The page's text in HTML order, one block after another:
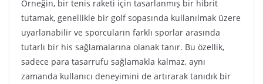
Örneğin, bir tenis raketi için tasarlanmış bir hibrit
tutamak, genellikle bir golf sopasında kullanılmak üzere
uyarlanabilir ve sporcuların farklı sporlar arasında
tutarlı bir his sağlamalarına olanak tanır. Bu özellik,
sadece para tasarrufu sağlamakla kalmaz, aynı
zamanda kullanıcı deneyimini de artırarak tanıdık bir